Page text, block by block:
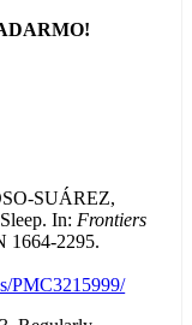
SUÁREZ,
In: Frontiers
1664-2295.
PMC3215999/